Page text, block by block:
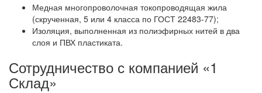
Медная многопроволочная токопроводящая жила
(скрученная, 5 или 4 класса по ГОСТ 22483-77);
Изоляция, выполненная из полиэфирных нитей в два
слоя и ПВХ пластиката.
Сотрудничество с компанией «1
Склад»